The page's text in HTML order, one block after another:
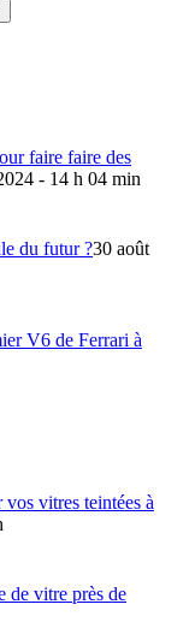
faire faire des
- 14 h 04 min
du futur ?30 août
V6 de Ferrari à
vitres teintées à
de vitre près de